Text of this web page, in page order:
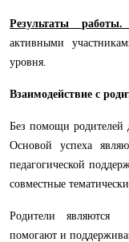
Результаты
активными
уровня.
Взаимодействие с
Без помощи родителей
Основой успеха
педагогической
совместные
Родители являются
помогают и